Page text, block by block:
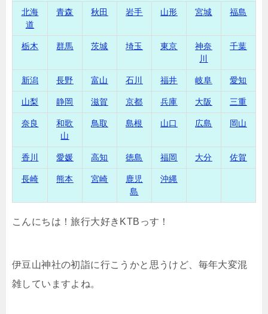
北海
道
青森 秋田 岩手 山形 宮城 福島
栃木 群馬 茨城 埼玉 東京
神奈
川
千葉
新潟 長野 富山 石川 福井 岐阜 愛知
山梨 静岡 滋賀 京都 兵庫 大阪 三重
奈良
和歌
山
鳥取 島根 山口 広島 岡山
香川 愛媛 高知 徳島 福岡 大分 佐賀
長崎 熊本 宮崎
鹿児
島
沖縄
こんにちは！旅行大好きKTBっす！
伊豆山神社の初詣に行こうかと思うけど、毎年大変混
雑していますよね。